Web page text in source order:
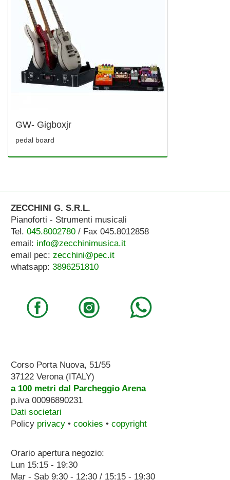
GW- Gigboxjr
pedal board
ZECCHINI G. S.R.L.
Pianoforti - Strumenti musicali
Tel. 045.8002780/ Fax 045.8012858
email: info@zecchinimusica.it
email pec: zecchini@pec.it
whatsapp: 3896251810
Corso Porta Nuova, 51/55
37122 Verona (ITALY)
a 100 metri dal Parcheggio Arena
p.iva 00096890231
Dati societari
Policy privacy• cookies • copyright
Orario apertura negozio:
Lun 15:15 - 19:30
Mar - Sab 9:30 - 12:30 / 15:15 - 19:30